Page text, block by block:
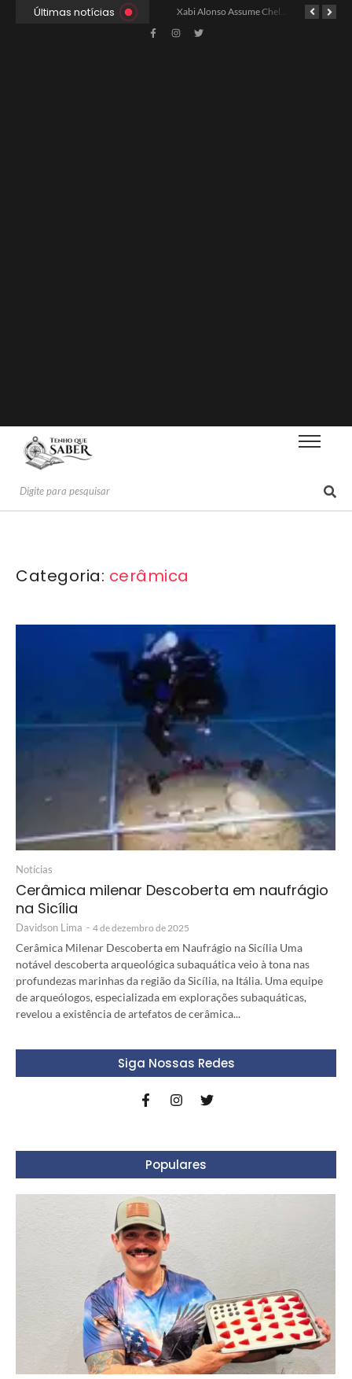
Últimas notícias China e EUA Buscam Expansão do Comércio Agrícola
Categoria: cerâmica
Notícias
Cerâmica milenar Descoberta em naufrágio
na Sicília
Davidson Lima - 4 de dezembro de 2025
Cerâmica Milenar Descoberta em Naufrágio na Sicília Uma
notável descoberta arqueológica subaquática veio à tona nas
profundezas marinhas da região da Sicília, na Itália. Uma equipe
de arqueólogos, especializada em explorações subaquáticas,
revelou a existência de artefatos de cerâmica...
Siga Nossas Redes
Populares